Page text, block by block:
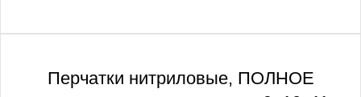
Перчатки нитриловые, ПОЛНОЕ